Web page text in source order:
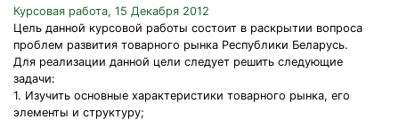
Курсовая работа, 15 Декабря 2012
Цель данной курсовой работы состоит в раскрытии вопроса
проблем развития товарного рынка Республики Беларусь.
Для реализации данной цели следует решить следующие
задачи:
1. Изучить основные характеристики товарного рынка, его
элементы и структуру;